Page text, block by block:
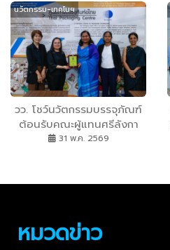
วิจัยทางการเงิน เผยความ
ท้าทาย“ขาดแคลนทุน” แนะ
ต้องอดทน
นวัตกรรม-เทคโนฯ
วว. โชว์นวัตกรรมบรรจุภัณฑ์
ต้อนรับคณะผู้แทนศรีลังกา
พร้อมผลักดัน SMEs สู่ตลาด
31 พ.ค. 2569
หมวดข่าว